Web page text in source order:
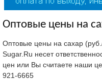
Оптовые цены на
Оптовые цены на сахар
Sugar.Ru несет
цен или Вы считаете наши
921-6665